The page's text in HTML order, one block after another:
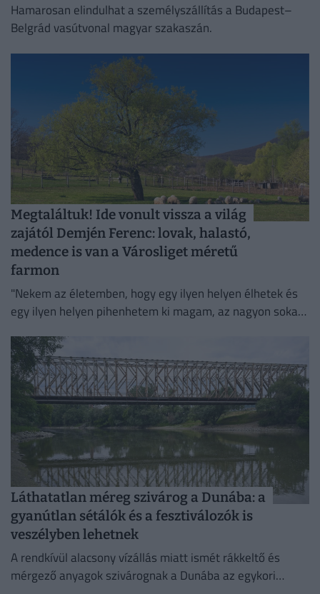
Hamarosan elindulhat a személyszállítás a Budapest–
Belgrád vasútvonal magyar szakaszán.
Megtaláltuk! Ide vonult vissza a világ
zajától Demjén Ferenc: lovak, halastó,
medence is van a Városliget méretű
farmon
"Nekem az életemben, hogy egy ilyen helyen élhetek és
egy ilyen helyen pihenhetem ki magam, az nagyon sokat
természetbe."
Láthatatlan méreg szivárog a Dunába: a
gyanútlan sétálók és a fesztiválozók is
veszélyben lehetnek
A rendkívül alacsony vízállás miatt ismét rákkeltő és
mérgező anyagok szivárognak a Dunába az egykori